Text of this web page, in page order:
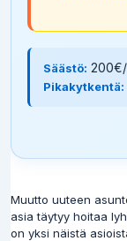
Säästö:
Pikakytkentä:
Muutto uuteen
asia täytyy hoitaa
on yksi näistä